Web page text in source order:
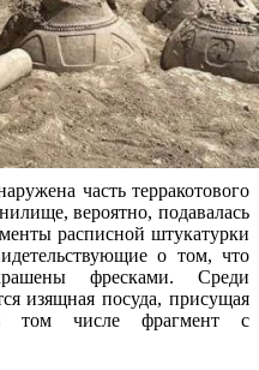
часть терракотового
вероятно, подавалась
расписной штукатурки
о том, что
фресками. Среди
изящная посуда, присущая
том числе фрагмент с